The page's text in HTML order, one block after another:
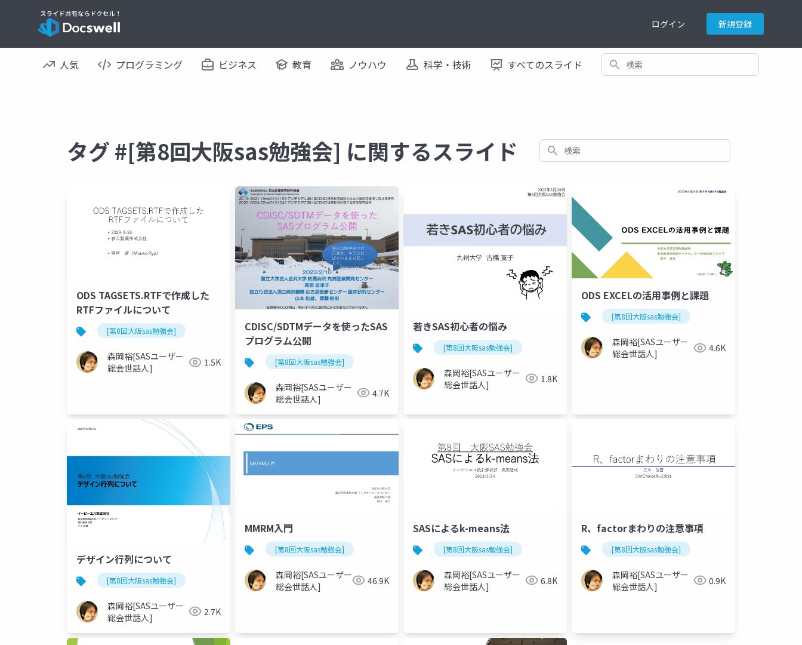
ログイン 新規登録
人気 プログラミング ビジネス 教育 ノウハウ 科学・技術 すべてのスライド 検索
タグ #[第8回大阪sas勉強会] に関するスライド 検索
ODS TAGSETS.RTFで作成した
RTFファイルについて
[第8回大阪sas勉強会]
森岡裕[SASユーザー
総会世話人]
1.5K
CDISC/SDTMデータを使ったSAS
プログラム公開
[第8回大阪sas勉強会]
森岡裕[SASユーザー
総会世話人]
4.7K
若きSAS初心者の悩み
[第8回大阪sas勉強会]
森岡裕[SASユーザー
総会世話人]
1.8K
ODS EXCELの活用事例と課題
[第8回大阪sas勉強会]
森岡裕[SASユーザー
総会世話人]
4.6K
デザイン行列について
[第8回大阪sas勉強会]
森岡裕[SASユーザー
総会世話人]
2.7K
MMRM入門
[第8回大阪sas勉強会]
森岡裕[SASユーザー
総会世話人]
46.9K
SASによるk-means法
[第8回大阪sas勉強会]
森岡裕[SASユーザー
総会世話人]
6.8K
R、factorまわりの注意事項
[第8回大阪sas勉強会]
森岡裕[SASユーザー
総会世話人]
0.9K